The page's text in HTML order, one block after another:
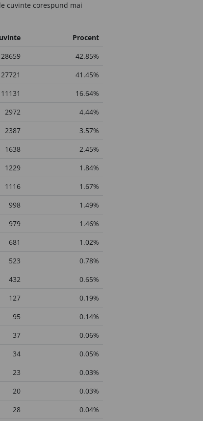
cuvinte corespund mai
Procent
28659
42.85%
27721
41.45%
11131
16.64%
2972
4.44%
2387
3.57%
1638
2.45%
1229
1.84%
1116
1.67%
998
1.49%
979
1.46%
681
1.02%
523
0.78%
432
0.65%
127
0.19%
95
0.14%
37
0.06%
34
0.05%
23
0.03%
20
0.03%
28 0.04%